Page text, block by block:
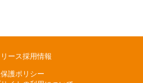
ース採用情報
護ポリシー